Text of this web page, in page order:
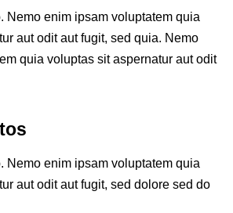
Nemo enim ipsam voluptatem quia
aut odit aut fugit, sed quia. Nemo
quia voluptas sit aspernatur aut odit
Nemo enim ipsam voluptatem quia
aut odit aut fugit, sed dolore sed do